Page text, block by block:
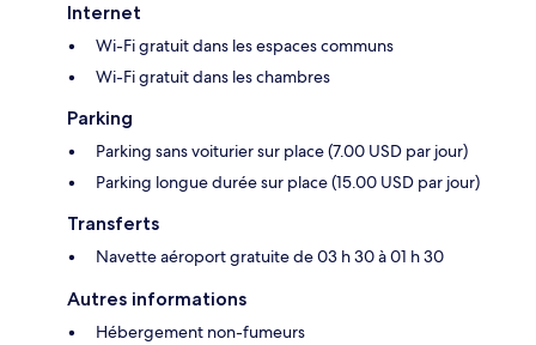
Internet
Wi-Fi gratuit dans les espaces communs
Wi-Fi gratuit dans les chambres
Parking
Parking sans voiturier sur place (7.00 USD par jour)
Parking longue durée sur place (15.00 USD par jour)
Transferts
Navette aéroport gratuite de 03 h 30 à 01 h 30
Autres informations
Hébergement non-fumeurs